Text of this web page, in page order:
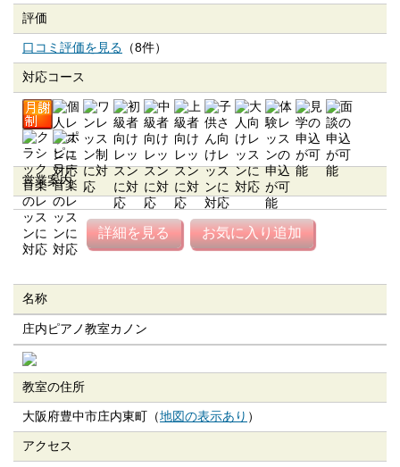
評価
口コミ評価を見る （8件）
対応コース
営業案内
詳細を見る お気に入り追加
名称
庄内ピアノ教室カノン
教室の住所
大阪府豊中市庄内東町（地図の表示あり ）
アクセス